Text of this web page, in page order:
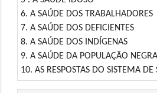
6. A SAÚDE DOS TRABALHADORES
7. A SAÚDE DOS DEFICIENTES
8. A SAÚDE DOS INDÍGENAS
9. A SAÚDE DA POPULAÇÃO NEGRA
10. AS RESPOSTAS DO SISTEMA DE